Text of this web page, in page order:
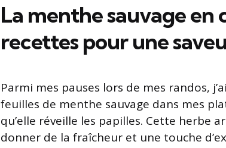
La menthe sauvage en
recettes pour une
Parmi mes pauses lors de mes randos,
feuilles de menthe sauvage dans mes
qu’elle réveille les papilles. Cette herbe
donner de la fraîcheur et une touche